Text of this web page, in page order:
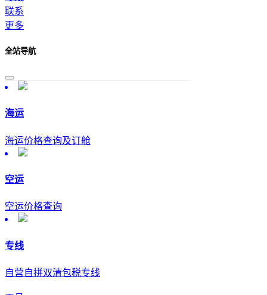
联系
更多
全站导航
海运
海运价格查询及订舱
空运
空运价格查询
专线
自营自拼双清包税专线